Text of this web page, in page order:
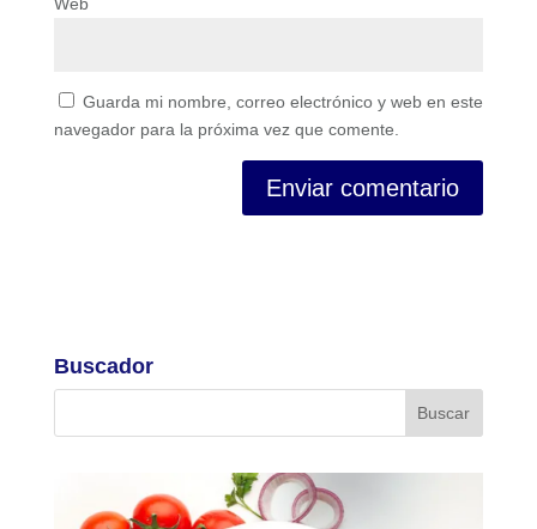
Guarda mi nombre, correo electrónico y web en este
navegador para la próxima vez que comente.
Buscador